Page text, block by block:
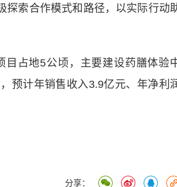
探索合作模式和路径，以实际行动
占地5公顷，主要建设药膳体验
预计年销售收入3.9亿元、年净利
分享：